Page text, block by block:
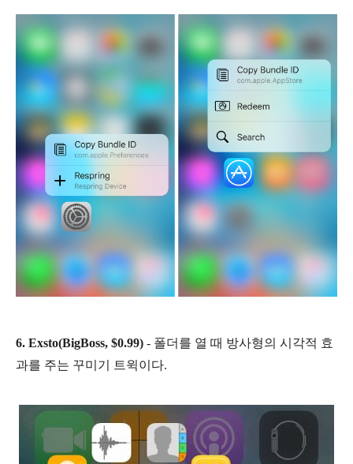
6. Exsto(BigBoss, $0.99) - 폴더를 열 때 방사형의 시각적 효
과를 주는 꾸미기 트윅이다.